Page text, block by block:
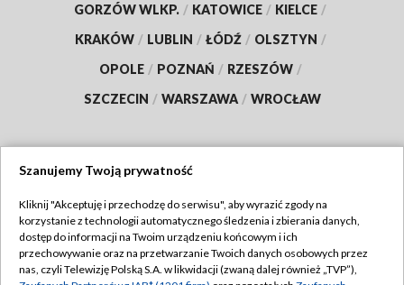
GORZÓW WLKP. / KATOWICE / KIELCE /
KRAKÓW / LUBLIN / ŁÓDŹ / OLSZTYN /
OPOLE / POZNAŃ / RZESZÓW /
SZCZECIN / WARSZAWA / WROCŁAW
TVP
Abonament TVP
Regulamin TVP
Szanujemy Twoją prywatność
Kliknij "Akceptuję i przechodzę do serwisu", aby wyrazić zgody na
korzystanie z technologii automatycznego śledzenia i zbierania danych,
dostęp do informacji na Twoim urządzeniu końcowym i ich
przechowywanie oraz na przetwarzanie Twoich danych osobowych przez
nas, czyli Telewizję Polską S.A. w likwidacji (zwaną dalej również „TVP”),